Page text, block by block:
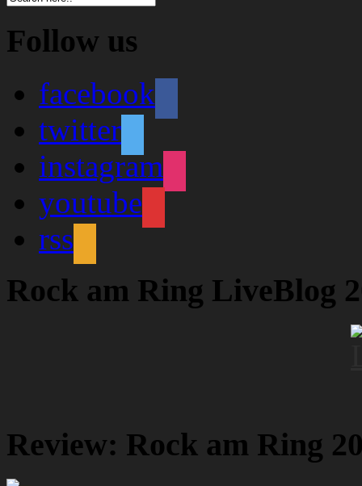
Follow us
facebook
twitter
instagram
youtube
rss
Rock am Ring LiveBlog
Review: Rock am Ring